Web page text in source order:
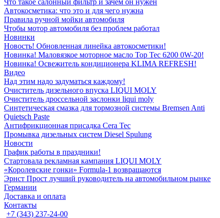
Что такое салонный фильтр и зачем он нужен
Автокосметика: что это и для чего нужна
Правила ручной мойки автомобиля
Чтобы мотор автомобиля без проблем работал
Новинки
Новость! Обновленная линейка автокосметики!
Новинка! Маловязкое моторное масло Top Tec 6200 0W-20!
Новинка! Освежитель кондиционера KLIMA REFRESH!
Видео
Над этим надо задуматься каждому!
Очиститель дизельного впуска LIQUI MOLY
Очиститель дроссельной заслонки liqui moly
Синтетическая смазка для тормозной системы Bremsen Anti
Quietsch Paste
Антифрикционная присадка Cera Tec
Промывка дизельных систем Diesel Spulung
Новости
График работы в праздники!
Стартовала рекламная кампания LIQUI MOLY
«Королевские гонки» Formula-1 возвращаются
Эрнст Прост лучший руководитель на автомобильном рынке
Германии
Доставка и оплата
Контакты
+7 (343) 237-24-00